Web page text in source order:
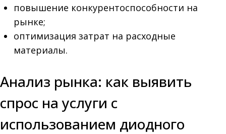
повышение конкурентоспособности на
рынке;
оптимизация затрат на расходные
материалы.
Анализ рынка: как выявить
спрос на услуги с
использованием диодного